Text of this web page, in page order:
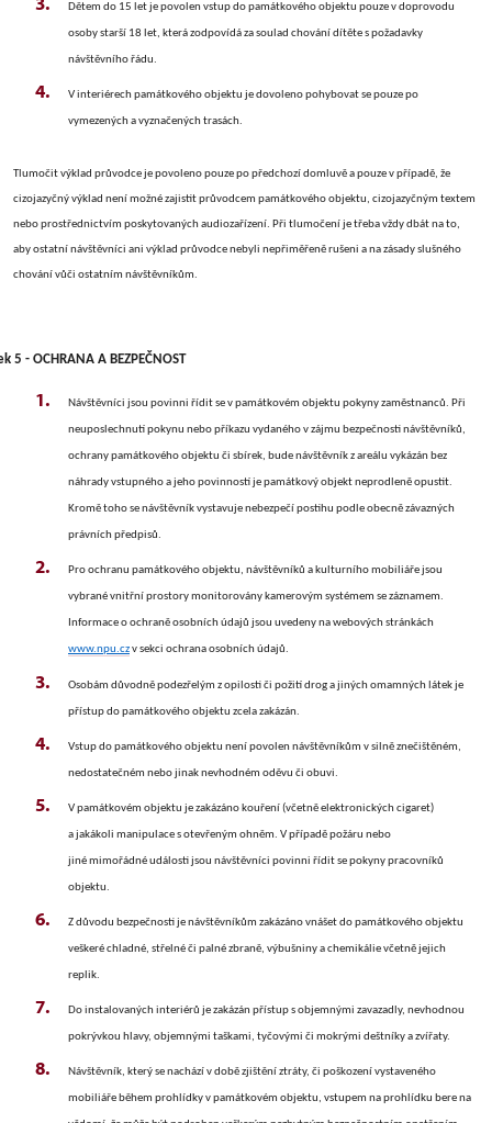
Dětem do 15 let je povolen vstup do památkového objektu pouze v doprovodu
osoby starší 18 let, která zodpovídá za soulad chování dítěte s požadavky
návštěvního řádu.
V interiérech památkového objektu je dovoleno pohybovat se pouze po
vymezených a vyznačených trasách.
Tlumočit výklad průvodce je povoleno pouze po předchozí domluvě a pouze v případě, že
cizojazyčný výklad není možné zajistit průvodcem památkového objektu, cizojazyčným textem
nebo prostřednictvím poskytovaných audiozařízení. Při tlumočení je třeba vždy dbát na to,
aby ostatní návštěvníci ani výklad průvodce nebyli nepřiměřeně rušeni a na zásady slušného
chování vůči ostatním návštěvníkům.
5 - OCHRANA A BEZPEČNOST
Návštěvníci jsou povinni řídit se v památkovém objektu pokyny zaměstnanců. Při
neuposlechnutí pokynu nebo příkazu vydaného v zájmu bezpečnosti návštěvníků,
ochrany památkového objektu či sbírek, bude návštěvník z areálu vykázán bez
náhrady vstupného a jeho povinností je památkový objekt neprodleně opustit.
Kromě toho se návštěvník vystavuje nebezpečí postihu podle obecně závazných
právních předpisů.
Pro ochranu památkového objektu, návštěvníků a kulturního mobiliáře jsou
vybrané vnitřní prostory monitorovány kamerovým systémem se záznamem.
Informace o ochraně osobních údajů jsou uvedeny na webových stránkách
www.npu.czv sekci ochrana osobních údajů.
Osobám důvodně podezřelým z opilosti či požití drog a jiných omamných látek je
přístup do památkového objektu zcela zakázán.
Vstup do památkového objektu není povolen návštěvníkům v silně znečištěném,
nedostatečném nebo jinak nevhodném oděvu či obuvi.
V památkovém objektu je zakázáno kouření (včetně elektronických cigaret)
a jakákoli manipulace s otevřeným ohněm. V případě požáru nebo
jiné mimořádné události jsou návštěvníci povinni řídit se pokyny pracovníků
objektu.
Z důvodu bezpečnosti je návštěvníkům zakázáno vnášet do památkového objektu
veškeré chladné, střelné či palné zbraně, výbušniny a chemikálie včetně jejich
replik.
Do instalovaných interiérů je zakázán přístup s objemnými zavazadly, nevhodnou
pokrývkou hlavy, objemnými taškami, tyčovými či mokrými deštníky a zvířaty.
Návštěvník, který se nachází v době zjištění ztráty, či poškození vystaveného
mobiliáře během prohlídky v památkovém objektu, vstupem na prohlídku bere na